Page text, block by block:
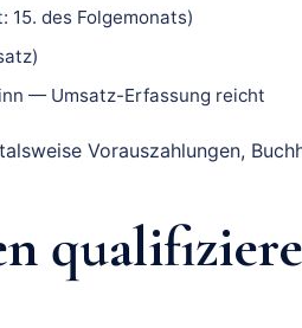
15. des Folgemonats)
— Umsatz-Erfassung reicht
Vorauszahlungen,